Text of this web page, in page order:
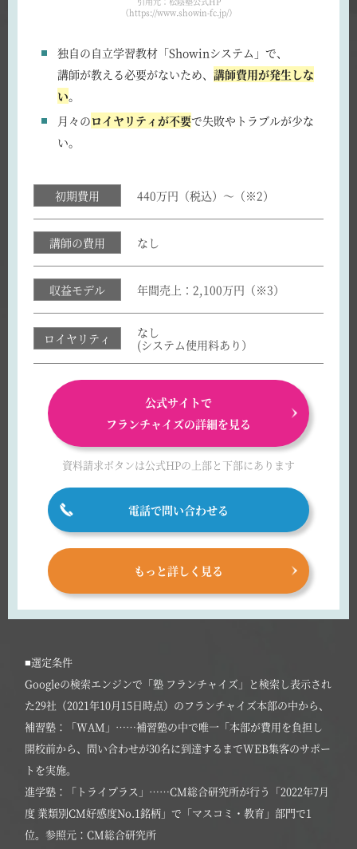
（https://www.showin-fc.jp/）
独自の自立学習教材「Showinシステム」で、
講師が教える必要がないため、 講師費用が発生しな
い。
月々のロイヤリティが不要で失敗やトラブルが少な
い。
初期費用 440万円（税込）～（※2）
講師の費用 なし
収益モデル 年間売上：2,100万円（※3）
ロイヤリティ
なし
(システム使用料あり）
公式サイトで
フランチャイズの詳細を見る
資料請求ボタンは公式HPの上部と下部にあります
電話で問い合わせる
もっと詳しく見る
■選定条件
Googleの検索エンジンで「塾 フランチャイズ」と検索し表示され
た29社（2021年10月15日時点）のフランチャイズ本部の中から、
補習塾：「WAM」……補習塾の中で唯一「本部が費用を負担し
開校前から、問い合わせが30名に到達するまでWEB集客のサポー
トを実施。
進学塾：「トライプラス」……CM総合研究所が行う「2022年7月
度 業類別CM好感度No.1銘柄」で「マスコミ・教育」部門で1
位。参照元：CM総合研究所